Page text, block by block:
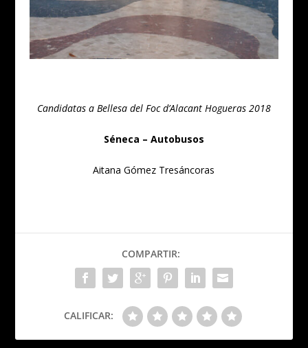
Candidatas a Bellesa del Foc d’Alacant Hogueras 2018
Séneca – Autobusos
Aitana Gómez Tresáncoras
COMPARTIR:
CALIFICAR: